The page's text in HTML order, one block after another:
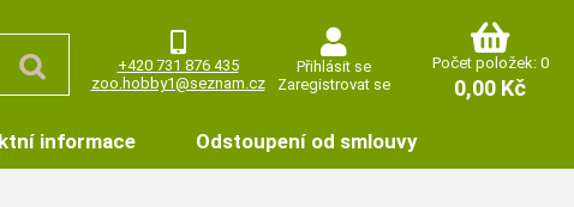
+420 731 876 435
zoo.hobby1@seznam.cz
Přihlásit se
Zaregistrovat se
Počet položek: 0
0,00 Kč
informace Odstoupení od smlouvy